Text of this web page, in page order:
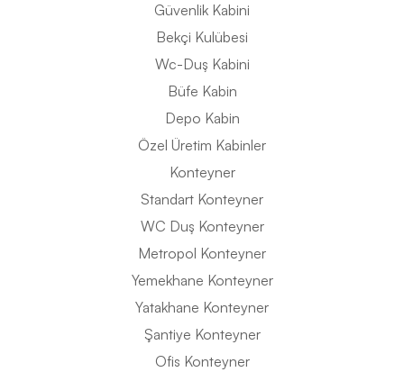
Güvenlik Kabini
Bekçi Kulübesi
Wc-Duş Kabini
Büfe Kabin
Depo Kabin
Özel Üretim Kabinler
Konteyner
Standart Konteyner
WC Duş Konteyner
Metropol Konteyner
Yemekhane Konteyner
Yatakhane Konteyner
Şantiye Konteyner
Ofis Konteyner